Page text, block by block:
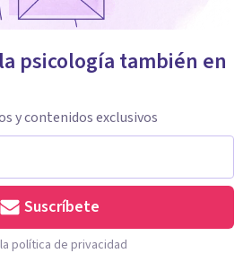
psicología también en
y contenidos exclusivos
Suscríbete
política de privacidad